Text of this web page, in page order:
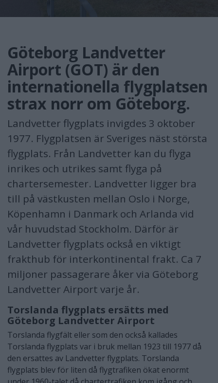
Göteborg Landvetter
Airport (GOT) är den
internationella flygplatsen
strax norr om Göteborg.
Landvetter flygplats invigdes 3 oktober
1977. Flygplatsen är Sveriges näst största
flygplats. Från Landvetter kan du flyga
inrikes och utrikes samt flyga på
chartersemester. Landvetter ligger bra
till på västkusten mellan Oslo i Norge,
Köpenhamn i Danmark och Arlanda vid
vår huvudstad Stockholm. Därför är
Landvetter flygplats också en viktigt
frakthub för interkontinental frakt. Ca 7
miljoner passagerare åker via Göteborg
Landvetter Airport varje år.
Torslanda flygplats ersätts med
Göteborg Landvetter Airport
Torslanda flygfält eller som den också kallades
Torslanda flygplats var i bruk mellan 1923 till 1977 då
den ersattes av Landvetter flygplats. Torslanda
flygplats blev för liten då flygtrafiken ökat enormt